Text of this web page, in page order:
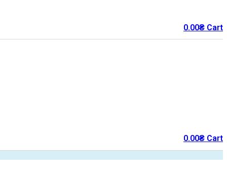
0.00₴ Cart
0.00₴ Cart